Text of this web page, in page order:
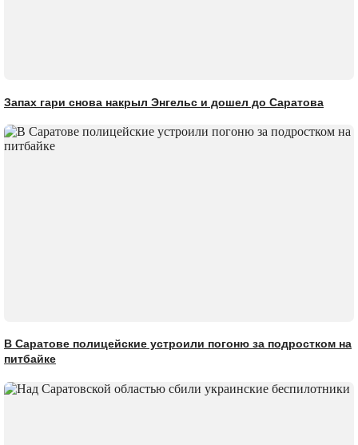
Запах гари снова накрыл Энгельс и дошел до Саратова
В Саратове полицейские устроили погоню за подростком на
питбайке